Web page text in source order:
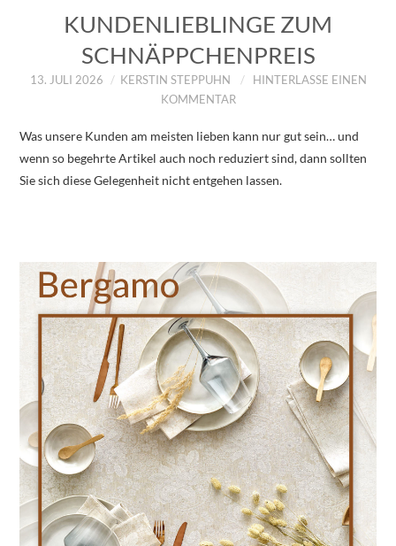
KUNDENLIEBLINGE ZUM
SCHNÄPPCHENPREIS
13. JULI 2026 KERSTIN STEPPUHN
HINTERLASSE EINEN
KOMMENTAR
Was unsere Kunden am meisten lieben kann nur gut sein… und
wenn so begehrte Artikel auch noch reduziert sind, dann sollten
Sie sich diese Gelegenheit nicht entgehen lassen.